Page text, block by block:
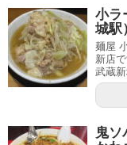
小ラ
城
麺屋
新店
武蔵
鬼ソ